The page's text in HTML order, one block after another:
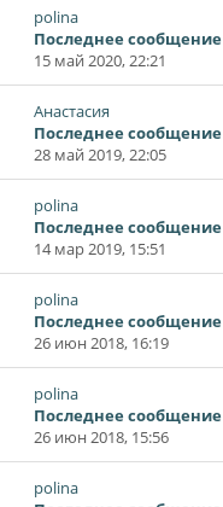
polina
Последнее сообщение
15 май 2020, 22:21
Анастасия
Последнее сообщение
28 май 2019, 22:05
polina
Последнее сообщение
14 мар 2019, 15:51
polina
Последнее сообщение
26 июн 2018, 16:19
polina
Последнее сообщение
26 июн 2018, 15:56
polina